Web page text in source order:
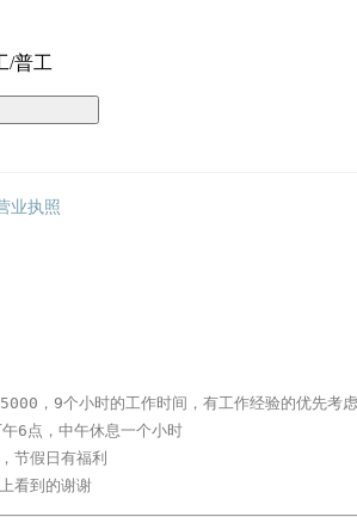
/普工
业执照
，9个小时的工作时间，有工作经验的优先考虑
6点，中午休息一个小时
节假日有福利
看到的谢谢